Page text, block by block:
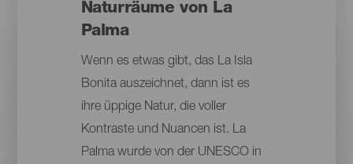
Naturräume von La
Palma
Wenn es etwas gibt, das La Isla
Bonita auszeichnet, dann ist es
ihre üppige Natur, die voller
Kontraste und Nuancen ist. La
Palma wurde von der UNESCO in